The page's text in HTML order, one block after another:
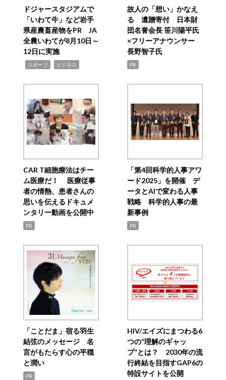
ドジャースタジアムで
「いわて牛」など岩手
県産農畜産物をPR JA
全農いわてが8月10日～
12日に実施
スポーツ ビジネス
故人の「想い」かなえ
る 遺贈寄付 日本財
団名誉会長 笹川陽平氏
×フリーアナウンサー
長野智子氏
PR
CAR T細胞療法はチー
ム医療だ！ 医療従事
者の情熱、患者さんの
思いを伝えるドキュメ
ンタリー動画を公開中
PR
「第4回科学的人事アワ
ード2025」を開催 デ
ータとAIで変わる人事
戦略 科学的人事の最
新事例
PR
「ことだま」宿る羽生
結弦のメッセージ 名
言がもたらす心の平穏
と潤い
PR
HIV/エイズにまつわる6
つの“理解のギャッ
プ”とは？ 2030年の流
行終結を目指すGAP6の
特設サイトを公開